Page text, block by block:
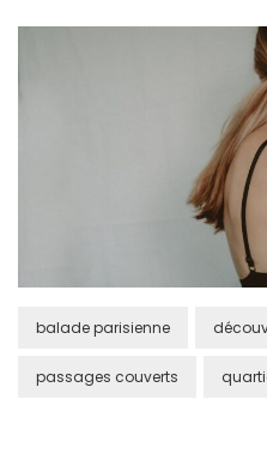
balade parisienne
passages couverts